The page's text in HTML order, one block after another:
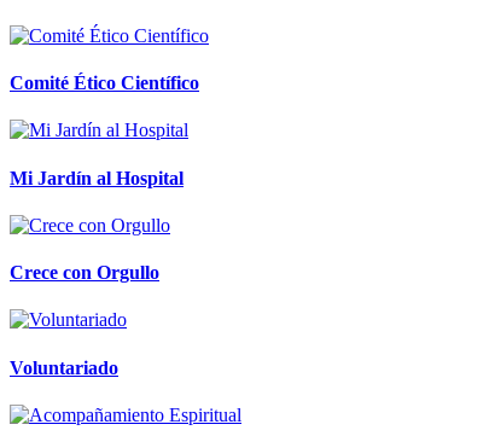
Comité Ético Científico
Mi Jardín al Hospital
Crece con Orgullo
Voluntariado